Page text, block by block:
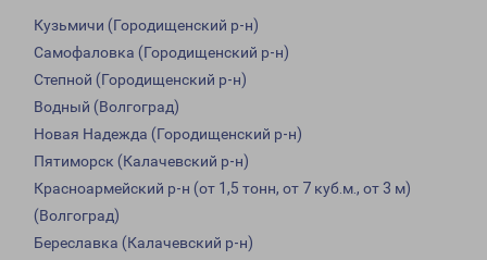
Кузьмичи (Городищенский р-н)
Самофаловка (Городищенский р-н)
Степной (Городищенский р-н)
Водный (Волгоград)
Новая Надежда (Городищенский р-н)
Пятиморск (Калачевский р-н)
Красноармейский р-н (от 1,5 тонн, от 7 куб.м., от 3 м)
(Волгоград)
Береславка (Калачевский р-н)